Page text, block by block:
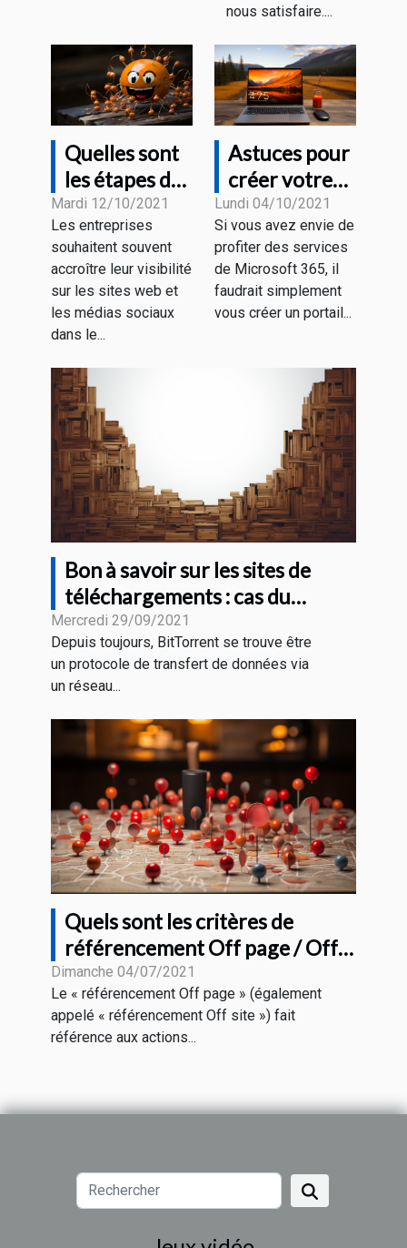
nous satisfaire....
Quelles sont
les étapes de
la création
d'un chatbot
?
Mardi 12/10/2021
Les entreprises
souhaitent souvent
accroître leur visibilité
sur les sites web et
les médias sociaux
dans le...
Astuces pour
créer votre
compte office
Microsoft
365
gratuitement
Lundi 04/10/2021
Si vous avez envie de
profiter des services
de Microsoft 365, il
faudrait simplement
vous créer un portail...
Bon à savoir sur les sites de
téléchargements : cas du
BitTorrent
Mercredi 29/09/2021
Depuis toujours, BitTorrent se trouve être
un protocole de transfert de données via
un réseau...
Quels sont les critères de
référencement Off page / Off
site pour le SEO
Dimanche 04/07/2021
Le « référencement Off page » (également
appelé « référencement Off site ») fait
référence aux actions...